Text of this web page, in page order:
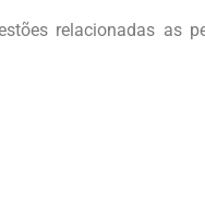
relacionadas as